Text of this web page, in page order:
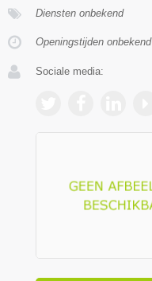
Diensten onbekend
Openingstijden onbekend
Sociale media: